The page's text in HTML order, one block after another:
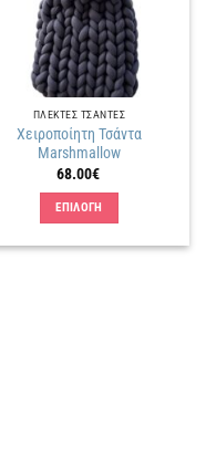
ΠΛΕΚΤΕΣ ΤΣΑΝΤΕΣ
Χειροποίητη Τσάντα
Marshmallow
68.00€
ΕΠΙΛΟΓΗ